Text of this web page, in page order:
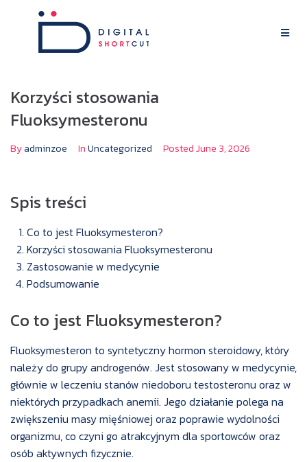
Korzyści stosowania
Fluoksymesteronu
Byadminzoe InUncategorized PostedJune 3, 2026
Spis treści
Co to jest Fluoksymesteron?
Korzyści stosowania Fluoksymesteronu
Zastosowanie w medycynie
Podsumowanie
Co to jest Fluoksymesteron?
Fluoksymesteron to syntetyczny hormon steroidowy, który
należy do grupy androgenów. Jest stosowany w medycynie,
głównie w leczeniu stanów niedoboru testosteronu oraz w
niektórych przypadkach anemii. Jego działanie polega na
zwiększeniu masy mięśniowej oraz poprawie wydolności
organizmu, co czyni go atrakcyjnym dla sportowców oraz
osób aktywnych fizycznie.